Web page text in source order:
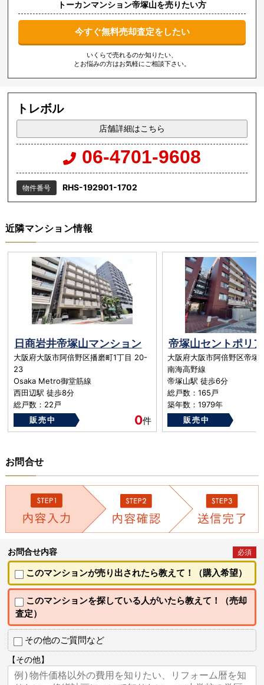
トーカンマンション帝塚山を売りたい方
今すぐ無料売却査定をしたい
いくらで売れるのか知りたい、
とお悩みの方はお気軽にご相談下さい。
トレボル
店舗詳細はこちら
06-4701-9608
物件番号 RHS-192901-1702
近隣マンション情報
日商岩井帝塚山マンション
大阪府大阪市阿倍野区播磨町1丁目 20-
23
Osaka Metro御堂筋線
西田辺駅 徒歩8分
総戸数：22戸
築年数：1982年
販売中 0件
帝塚山セントポリア
大阪府大阪市阿倍野区帝塚
南海高野線
帝塚山駅 徒歩6分
総戸数：165戸
築年数：1979年
販売中
お問合せ
お問合せ内容 必須
このマンションが売り出されたら教えて！（購入希望）
このマンションを探している人がいたら教えて！（売却
査定）
その他のご質問など
【その他】